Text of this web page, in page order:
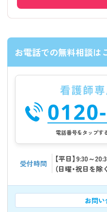
お電話での無料相談は
電話番号をタップす
受付時間
【平日】9:30～
（日曜・祝日を除
お問